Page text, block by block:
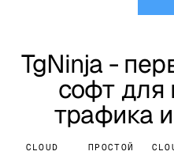
TgNinja -
софт для
трафика
CLOUD ПРОСТОЙ